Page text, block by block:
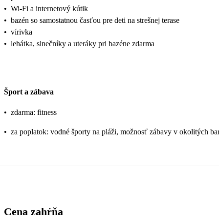
• Wi-Fi a internetový kútik
• bazén so samostatnou časťou pre deti na strešnej terase
• vírivka
• lehátka, slnečníky a uteráky pri bazéne zdarma
Šport a zábava
• zdarma: fitness
• za poplatok: vodné športy na pláži, možnosť zábavy v okolitých
Cena zahŕňa